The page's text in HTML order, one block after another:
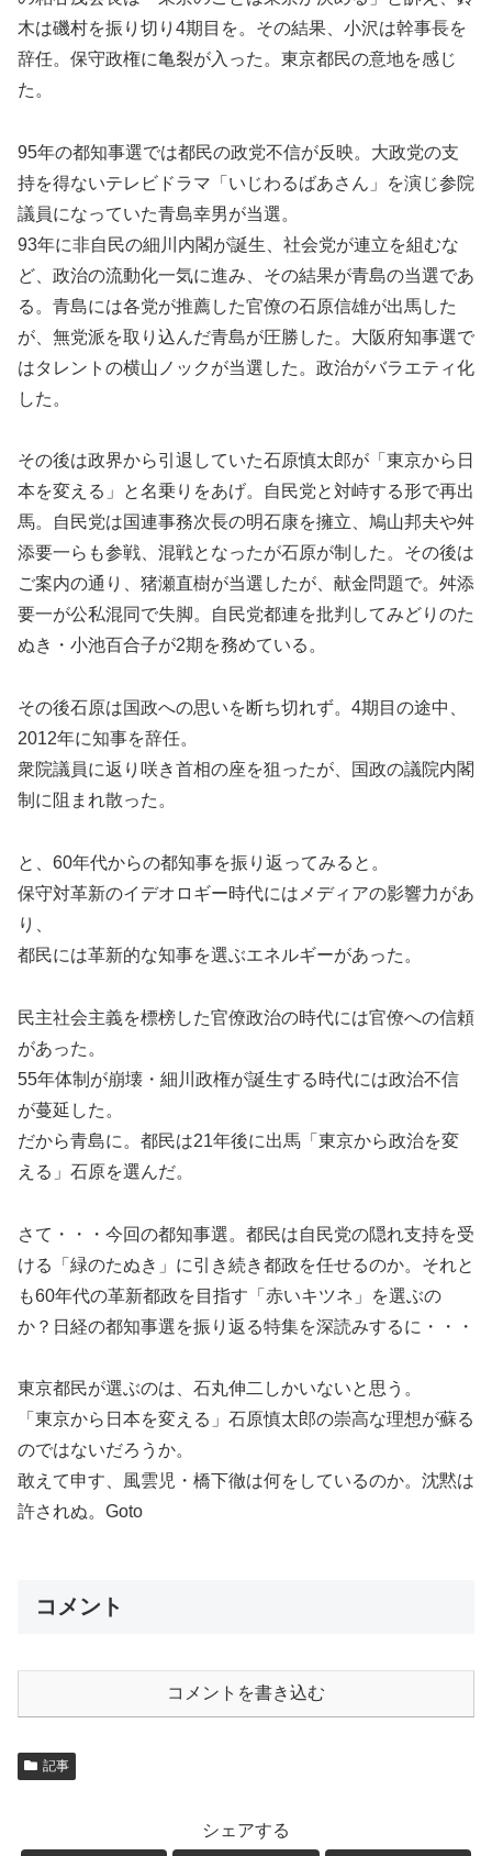
木は磯村を振り切り4期目を。その結果、小沢は幹事長を
辞任。保守政権に亀裂が入った。東京都民の意地を感じ
た。
95年の都知事選では都民の政党不信が反映。大政党の支
持を得ないテレビドラマ「いじわるばあさん」を演じ参院
議員になっていた青島幸男が当選。
93年に非自民の細川内閣が誕生、社会党が連立を組むな
ど、政治の流動化一気に進み、その結果が青島の当選であ
る。青島には各党が推薦した官僚の石原信雄が出馬した
が、無党派を取り込んだ青島が圧勝した。大阪府知事選で
はタレントの横山ノックが当選した。政治がバラエティ化
した。
その後は政界から引退していた石原慎太郎が「東京から日
本を変える」と名乗りをあげ。自民党と対峙する形で再出
馬。自民党は国連事務次長の明石康を擁立、鳩山邦夫や舛
添要一らも参戦、混戦となったが石原が制した。その後は
ご案内の通り、猪瀬直樹が当選したが、献金問題で。舛添
要一が公私混同で失脚。自民党都連を批判してみどりのた
ぬき・小池百合子が2期を務めている。
その後石原は国政への思いを断ち切れず。4期目の途中、
2012年に知事を辞任。
衆院議員に返り咲き首相の座を狙ったが、国政の議院内閣
制に阻まれ散った。
と、60年代からの都知事を振り返ってみると。
保守対革新のイデオロギー時代にはメディアの影響力があ
り、
都民には革新的な知事を選ぶエネルギーがあった。
民主社会主義を標榜した官僚政治の時代には官僚への信頼
があった。
55年体制が崩壊・細川政権が誕生する時代には政治不信
が蔓延した。
だから青島に。都民は21年後に出馬「東京から政治を変
える」石原を選んだ。
さて・・・今回の都知事選。都民は自民党の隠れ支持を受
ける「緑のたぬき」に引き続き都政を任せるのか。それと
も60年代の革新都政を目指す「赤いキツネ」を選ぶの
か？日経の都知事選を振り返る特集を深読みするに・・・
東京都民が選ぶのは、石丸伸二しかいないと思う。
「東京から日本を変える」石原慎太郎の崇高な理想が蘇る
のではないだろうか。
敢えて申す、風雲児・橋下徹は何をしているのか。沈黙は
許されぬ。Goto
コメント
コメントを書き込む
記事
シェアする